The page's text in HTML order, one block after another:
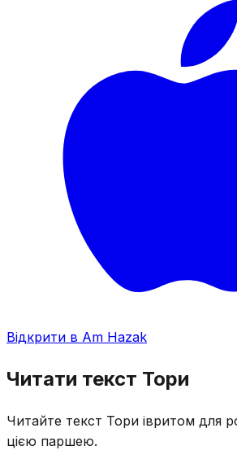
Відкрити в Am Hazak
Читати текст Тори
Читайте текст Тори івритом для
цією паршею.